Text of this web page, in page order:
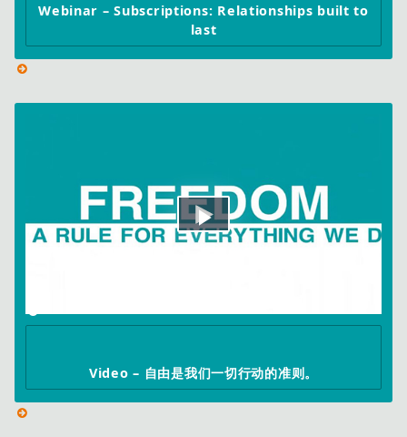
Webinar – Subscriptions: Relationships built to
last
Play
Video – 自由是我们一切行动的准则。